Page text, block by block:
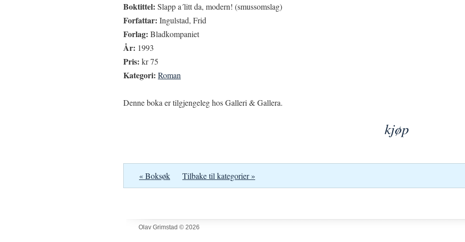
Boktittel: Slapp a´litt da, modern! (smussomslag)
Forfattar: Ingulstad, Frid
Forlag: Bladkompaniet
År: 1993
Pris: kr 75
Kategori: Roman
Denne boka er tilgjengeleg hos Galleri & Gallera.
kjøp
« Boksøk Tilbake til kategorier »
Olav Grimstad © 2026